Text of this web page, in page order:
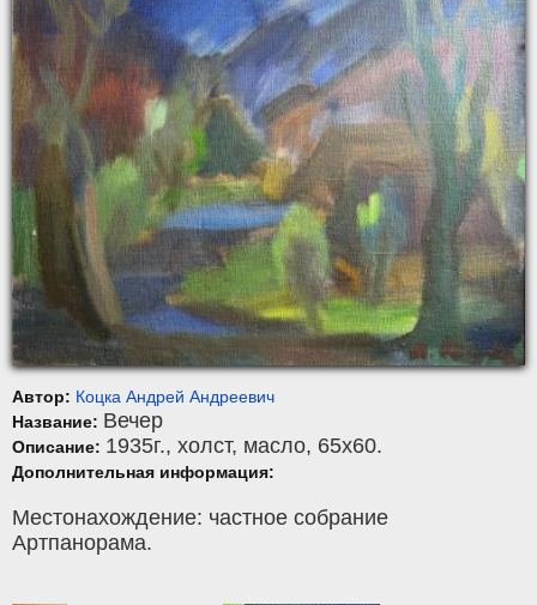
Автор: Коцка Андрей Андреевич
Название: Вечер
Описание: 1935г., холст, масло, 65x60.
Дополнительная информация:
Местонахождение: частное собрание
Артпанорама.